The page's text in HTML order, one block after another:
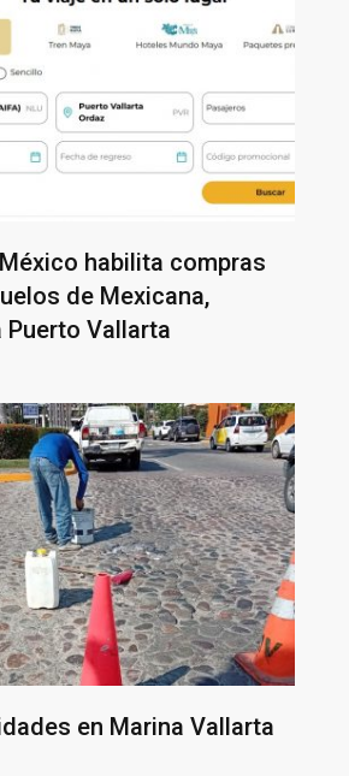
habilita compras
de Mexicana,
Puerto Vallarta
en Marina Vallarta